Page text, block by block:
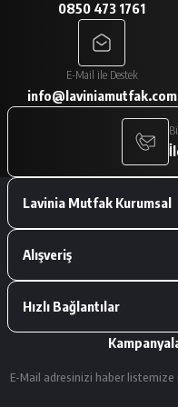
A... V... | 29/01/2026
Paketleme çok iyiydi. Ürünler tam
istediğimiz gibiydi.
A... V... | 29/01/2026
Deneyimini Paylaş
0850 473 1761
E-Mail ile Destek
info@laviniamutfak.com
Lavinia Mutfak Kurumsal
Alışveriş
Hızlı Bağlantılar
E-Mail adresinizi haber